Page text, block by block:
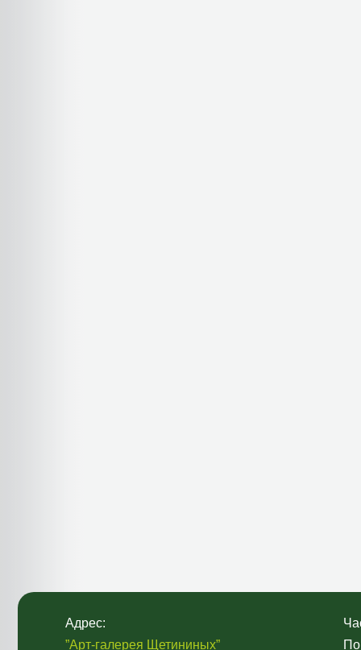
Адрес:
”Арт-галерея Щетининых”